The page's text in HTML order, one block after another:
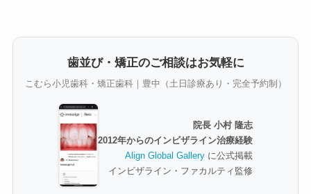
歯並び・矯正のご相談はお気軽に
こむら小児歯科・矯正歯科｜豊中（土日診療あり・完全予約制）
院長 小村 隆志
2012年からのインビザライン治療経験
Align Global Galleryに公式掲載
インビザライン・ファカルティ監修